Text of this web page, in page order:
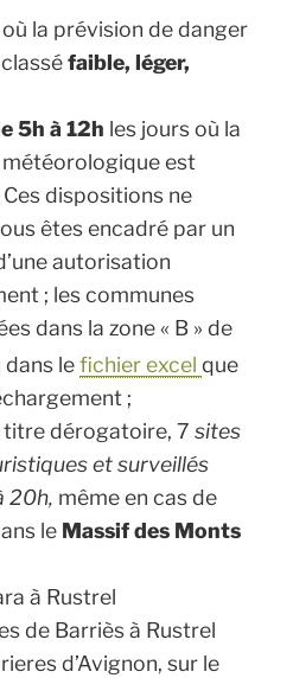
la prévision de danger
faible, léger,
5h à 12h les jours où la
est
Ces dispositions ne
êtes encadré par un
autorisation
; les communes
dans la zone « B » de
dans lefichier excelque
;
titre dérogatoire, 7 sites
et surveillés
20h, même en cas de
le Massif des Monts
à Rustrel
de Barriès à Rustrel
d’Avignon, sur le